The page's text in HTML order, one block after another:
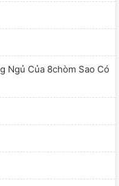
Ngủ Của 8chòm Sao Có